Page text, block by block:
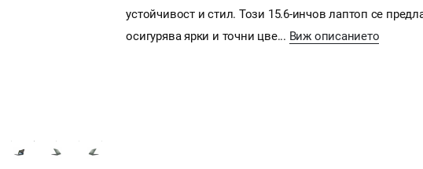
устойчивост и стил. Този 15.6-инчов лаптоп се
осигурява ярки и точни цве... Виж описанието